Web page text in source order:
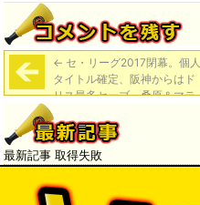
← セ・リーグ2017閉幕。個人
タイトル確定、阪神からはド
リス最多セーブ、桑原＆マテ
オＷ受賞となる最優秀中継ぎ
最新記事 取得失敗